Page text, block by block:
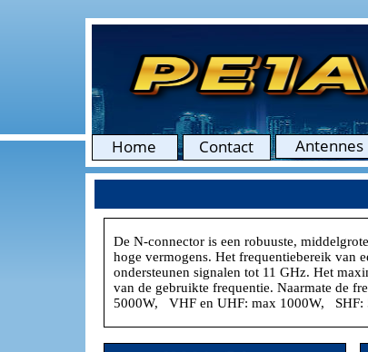
De N-connector is een robuuste,
hoge vermogens. Het frequentiebereik van
ondersteunen signalen tot 11 GHz. Het
van de gebruikte frequentie. Naarmate de
5000W, VHF en UHF: max 1000W,